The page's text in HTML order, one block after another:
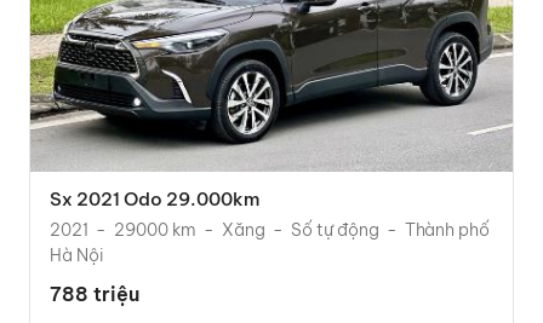
Sx 2021 Odo 29.000km
2021 29000 km Xăng Số tự động
Thành phố
Hà Nội
788 triệu